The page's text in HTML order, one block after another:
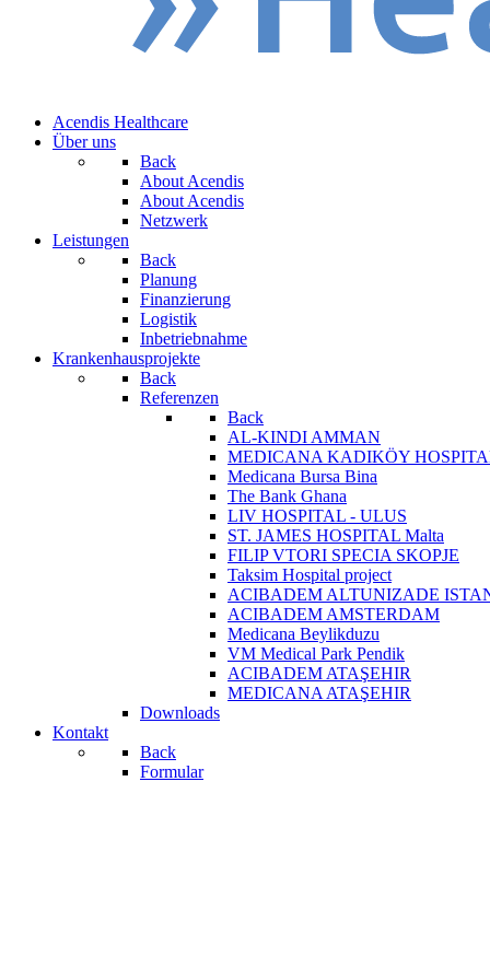
Acendis Healthcare
Über uns
Back
About Acendis
About Acendis
Netzwerk
Leistungen
Back
Planung
Finanzierung
Logistik
Inbetriebnahme
Krankenhausprojekte
Back
Referenzen
Back
AL-KINDI AMMAN
MEDICANA KADIKÖY
Medicana Bursa Bina
The Bank Ghana
LIV HOSPITAL - ULUS
ST. JAMES HOSPITAL Malta
FILIP VTORI SPECIA SKOPJE
Taksim Hospital project
ACIBADEM ALTUNIZADE
ACIBADEM AMSTERDAM
Medicana Beylikduzu
VM Medical Park Pendik
ACIBADEM ATAŞEHIR
MEDICANA ATAŞEHIR
Downloads
Kontakt
Back
Formular